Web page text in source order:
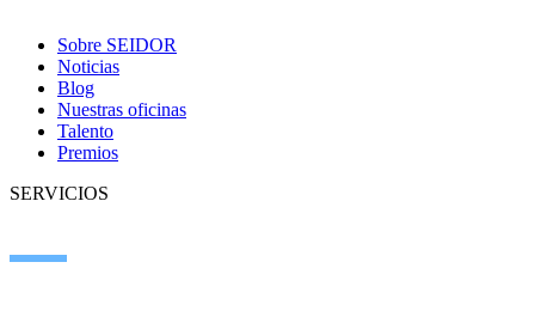
Sobre SEIDOR
Noticias
Blog
Nuestras oficinas
Talento
Premios
SERVICIOS